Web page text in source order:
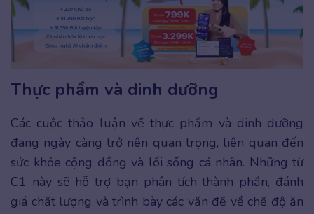
Thực phẩm và dinh dưỡng
Các cuộc thảo luận về thực phẩm và dinh dưỡng
đang ngày càng trở nên quan trọng, liên quan đến
sức khỏe cộng đồng và lối sống cá nhân. Những từ
C1 này sẽ hỗ trợ bạn phân tích thành phần, đánh
giá chất lượng và trình bày các vấn đề về chế độ ăn